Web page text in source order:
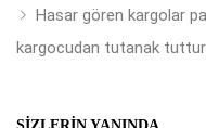
Hasar gören kargolar
kargocudan tutanak